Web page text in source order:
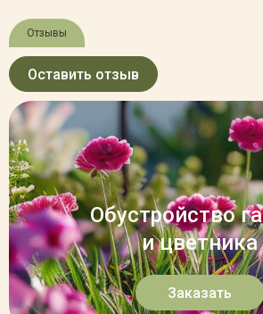
Отзывы
Оставить отзыв
Обустройство
и цветника
Заказать